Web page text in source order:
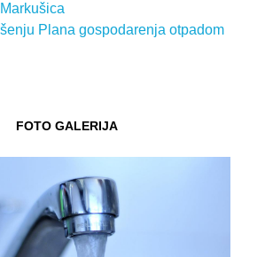
Plana gospodarenja otpadom
FOTO GALERIJA